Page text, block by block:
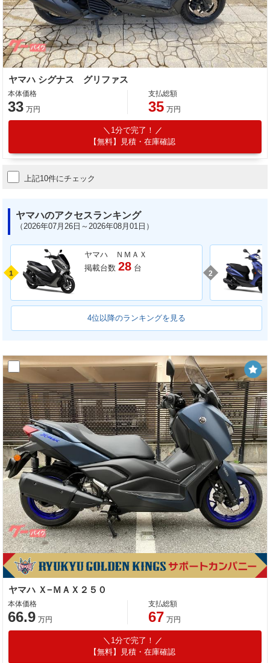
ヤマハ シグナス グリファス
本体価格
33 万円
支払総額
35 万円
1分で完了！
【無料】見積・在庫確認
上記10件にチェック
ヤマハのアクセスランキング
（2026年07月26日～2026年08月01日）
1
ヤマハ ＮＭＡＸ
掲載台数 28 台
2
4位以降のランキングを見る
ヤマハ Ｘ−ＭＡＸ２５０
本体価格
66.9 万円
支払総額
67 万円
1分で完了！
【無料】見積・在庫確認